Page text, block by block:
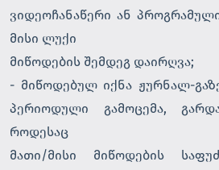
ვიდეოჩანაწერი ან
მისი ლუქი
მიწოდების შემდეგ დაირღვა;
- მიწოდებულ იქნა ჟურნალ-
პერიოდული გამოცემა,
როდესაც
მათი/მისი მიწოდების